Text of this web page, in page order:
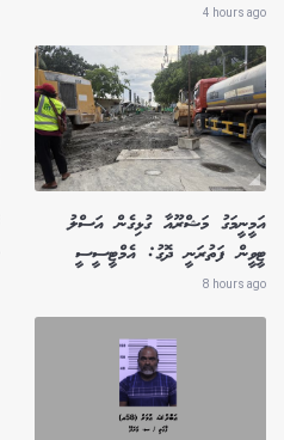
4 hours ago
އަމީނީމަގު މަޝްރޫއާ ގުޅިގެން އަސްލު
ޓީވީން ފަތުރަނީ ދޮގު: އެމްޓީސީސީ
8 hours ago